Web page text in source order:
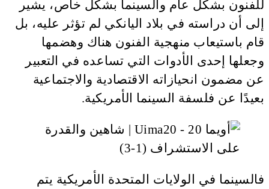
للفنون بشكل عام والسينما بشكل خاص، يشير
إلى أن دراسته في بلاد اليانكي لم تؤثر عليه، بل
قام باستيعاب منهجية الفنون هناك وهضمها
وجعلها إحدى الأدوات التي تساعده في التعبير
عن مضمون انحيازاته الاقتصادية والاجتماعية
بعيدًا عن فلسفة السينما الأمريكية.
فالسينما في الولايات المتحدة الأمريكية يتم